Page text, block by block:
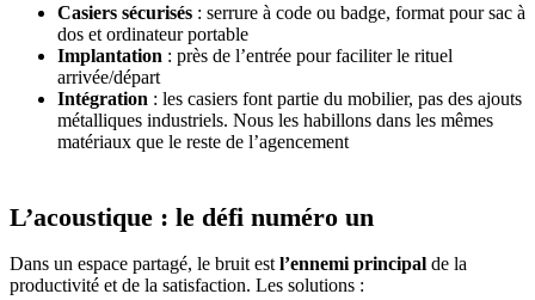
Casiers sécurisés : serrure à code ou badge, format pour sac à
dos et ordinateur portable
Implantation : près de l’entrée pour faciliter le rituel
arrivée/départ
Intégration : les casiers font partie du mobilier, pas des ajouts
métalliques industriels. Nous les habillons dans les mêmes
matériaux que le reste de l’agencement
L’acoustique : le défi numéro un
Dans un espace partagé, le bruit est l’ennemi principal de la
productivité et de la satisfaction. Les solutions :